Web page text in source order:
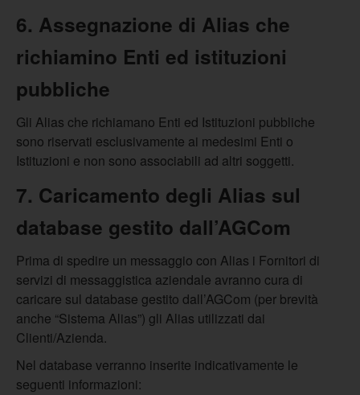
6. Assegnazione di Alias che
richiamino Enti ed istituzioni
pubbliche
Gli Alias che richiamano Enti ed Istituzioni pubbliche
sono riservati esclusivamente ai medesimi Enti o
Istituzioni e non sono associabili ad altri soggetti.
7. Caricamento degli Alias sul
database gestito dall’AGCom
Prima di spedire un messaggio con Alias i Fornitori di
servizi di messaggistica aziendale avranno cura di
caricare sul database gestito dall’AGCom (per brevità
anche “Sistema Alias”) gli Alias utilizzati dai
Clienti/Azienda.
Nel database verranno inserite indicativamente le
seguenti informazioni: